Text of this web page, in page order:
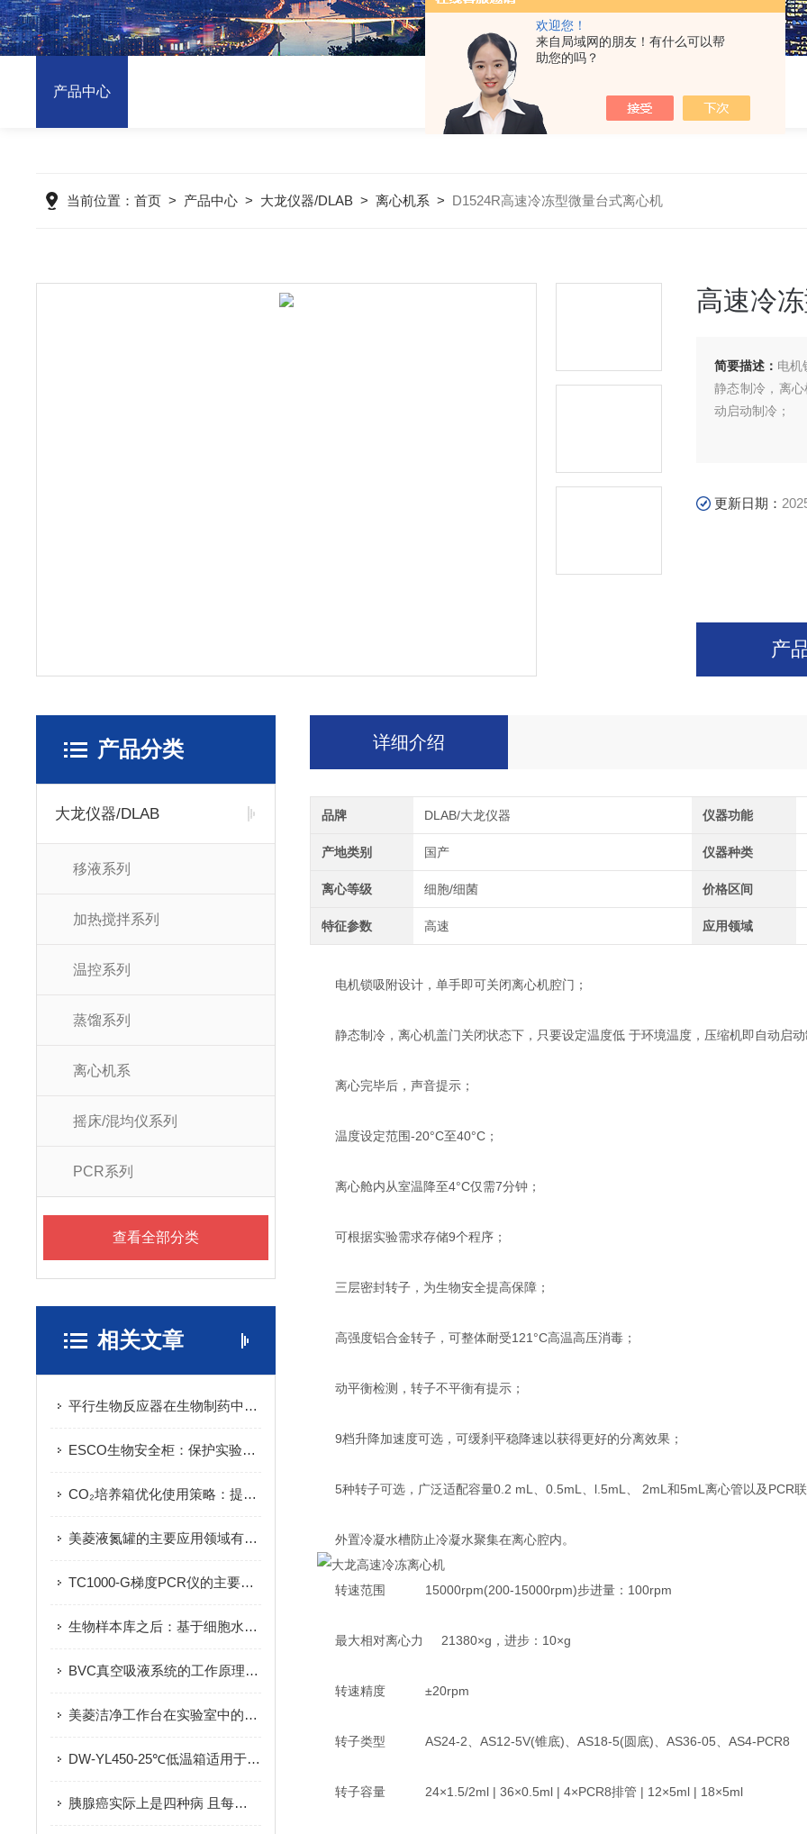
欢迎您！
来自局域网的朋友！有什么可以帮
助您的吗？
产品中心
当前位置：首页 > 产品中心 > 大龙仪器/DLAB >离心机系 > D1524R高速冷冻型微量台式离心机
高速冷
简要描述： 电机
静态制冷，离
动启动制冷；
更新日期：
产
产品分类
大龙仪器/DLAB
移液系列
加热搅拌系列
温控系列
蒸馏系列
离心机系
摇床/混均仪系列
PCR系列
查看全部分类
相关文章
平行生物反应器在生物制药中的应用介绍
ESCO生物安全柜：保护实验室和研究人员的第一选择
CO₂培养箱优化使用策略：提升细胞培养效率的5个技巧
美菱液氮罐的主要应用领域有哪些？
TC1000-G梯度PCR仪的主要用途介绍
生物样本库之后：基于细胞水平的表型分析在转化医学的应用
BVC真空吸液系统的工作原理是什么？
美菱洁净工作台在实验室中的应用有哪些？
DW-YL450-25℃低温箱适用于哪些场合？
胰腺癌实际上是四种病 且每种疗法不同
详细介绍
品牌 DLAB/大龙仪器 仪器功能
产地类别 国产 仪器种类
离心等级 细胞/细菌 价格区间
特征参数 高速 应用领域
电机锁吸附设计，单手即可关闭离心机腔门；
静态制冷，离心机盖门关闭状态下，只要设定温度低 于环境温度，压缩机即自动启动
离心完毕后，声音提示；
温度设定范围-20°C至40°C；
离心舱内从室温降至4°C仅需7分钟；
可根据实验需求存储9个程序；
三层密封转子，为生物安全提高保障；
高强度铝合金转子，可整体耐受121°C高温高压消毒；
动平衡检测，转子不平衡有提示；
9档升降加速度可选，可缓刹平稳降速以获得更好的分离效果；
5种转子可选，广泛适配容量0.2 mL、0.5mL、l.5mL、 2mL和5mL离心管以及PCR
外置冷凝水槽防止冷凝水聚集在离心腔内。
转速范围 15000rpm(200-15000rpm)步进量：100rpm
最大相对离心力 21380×g，进步：10×g
转速精度 ±20rpm
转子类型 AS24-2、AS12-5V(锥底)、AS18-5(圆底)、AS36-05、AS4-PCR8
转子容量 24×1.5/2ml | 36×0.5ml | 4×PCR8排管 | 12×5ml | 18×5ml